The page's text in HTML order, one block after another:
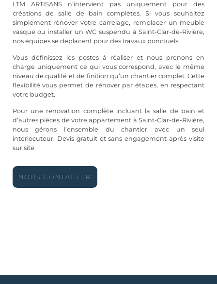
LTM ARTISANS n’intervient pas uniquement pour des
créations de salle de bain complètes. Si vous souhaitez
simplement rénover votre carrelage, remplacer un meuble
vasque ou installer un WC suspendu à Saint-Clar-de-Rivière,
nos équipes se déplacent pour des travaux ponctuels.
Vous définissez les postes à réaliser et nous prenons en
charge uniquement ce qui vous correspond, avec le même
niveau de qualité et de finition qu’un chantier complet. Cette
flexibilité vous permet de rénover par étapes, en respectant
votre budget.
Pour une rénovation complète incluant la salle de bain et
d’autres pièces de votre appartement à Saint-Clar-de-Rivière,
nous gérons l’ensemble du chantier avec un seul
interlocuteur. Devis gratuit et sans engagement après visite
sur site.
NOUS CONTACTER